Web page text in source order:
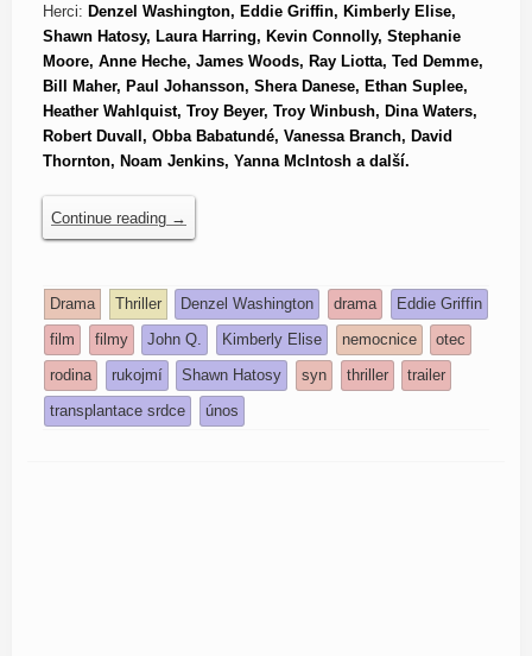
Herci: Denzel Washington, Eddie Griffin, Kimberly Elise,
Shawn Hatosy, Laura Harring, Kevin Connolly, Stephanie
Moore, Anne Heche, James Woods, Ray Liotta, Ted Demme,
Bill Maher, Paul Johansson, Shera Danese, Ethan Suplee,
Heather Wahlquist, Troy Beyer, Troy Winbush, Dina Waters,
Robert Duvall, Obba Babatundé, Vanessa Branch, David
Thornton, Noam Jenkins, Yanna McIntosh a další.
Continue reading →
Drama Thriller Denzel Washington drama
Eddie Griffin
film
filmy John Q. Kimberly Elise nemocnice
otec
rodina
rukojmí Shawn Hatosy syn thriller
trailer
transplantace srdce
únos